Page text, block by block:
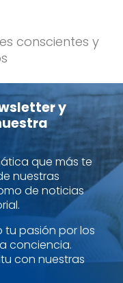
conscientes y
y
que más te
nuestras
de noticias
pasión por los
conciencia.
con nuestras